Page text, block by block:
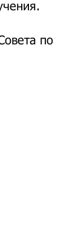
по